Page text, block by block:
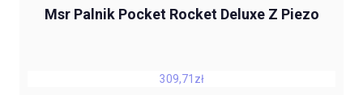
Msr Palnik Pocket Rocket Deluxe Z Piezo
309,71 zł